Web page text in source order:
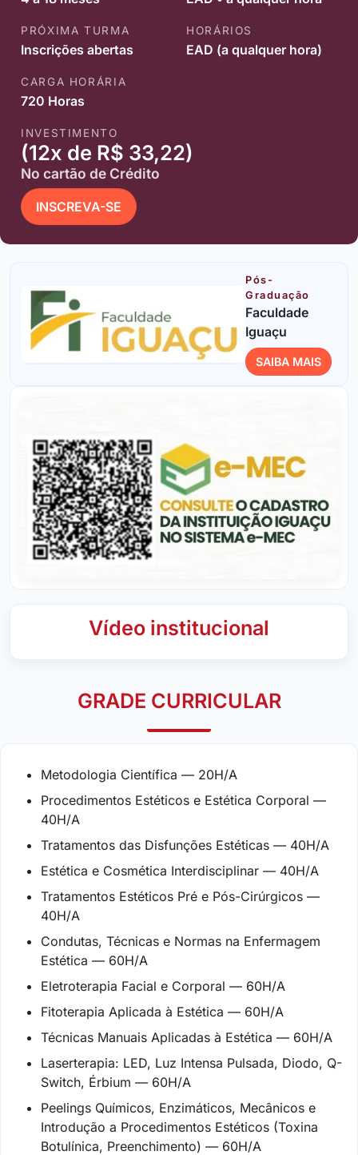
PRÓXIMA TURMA
Inscrições abertas
HORÁRIOS
EAD (a qualquer hora)
CARGA HORÁRIA
720 Horas
INVESTIMENTO
(12x de R$ 33,22)
No cartão de Crédito
INSCREVA-SE
Pós-
Graduação
Faculdade
Iguaçu
SAIBA MAIS
Vídeo institucional
GRADE CURRICULAR
Metodologia Científica — 20H/A
Procedimentos Estéticos e Estética Corporal —
40H/A
Tratamentos das Disfunções Estéticas — 40H/A
Estética e Cosmética Interdisciplinar — 40H/A
Tratamentos Estéticos Pré e Pós-Cirúrgicos —
40H/A
Condutas, Técnicas e Normas na Enfermagem
Estética — 60H/A
Eletroterapia Facial e Corporal — 60H/A
Fitoterapia Aplicada à Estética — 60H/A
Técnicas Manuais Aplicadas à Estética — 60H/A
Laserterapia: LED, Luz Intensa Pulsada, Diodo, Q-
Switch, Érbium — 60H/A
Peelings Químicos, Enzimáticos, Mecânicos e
Introdução a Procedimentos Estéticos (Toxina
Botulínica, Preenchimento) — 60H/A